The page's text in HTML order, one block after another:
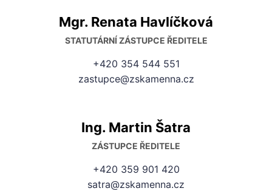
Mgr. Renata Havlíčková
STATUTÁRNÍ ZÁSTUPCE ŘEDITELE
+420 354 544 551
zastupce@zskamenna.cz
Ing. Martin Šatra
ZÁSTUPCE ŘEDITELE
+420 359 901 420
satra@zskamenna.cz